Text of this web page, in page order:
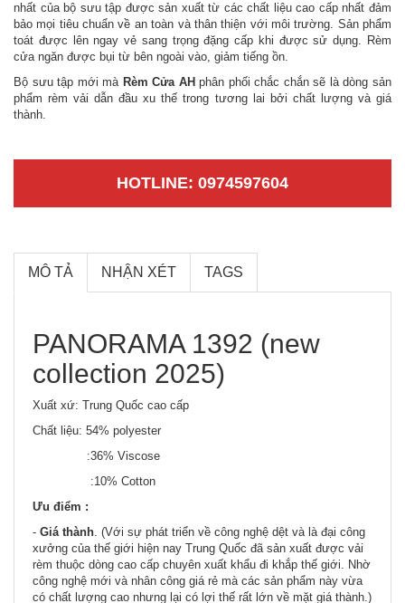
nhất của bộ sưu tập được sản xuất từ các chất liệu cao cấp nhất đảm
bảo mọi tiêu chuẩn về an toàn và thân thiện với môi trường. Sản phẩm
toát được lên ngay vẻ sang trọng đặng cấp khi được sử dụng. Rèm
cửa ngăn được bụi từ bên ngoài vào, giảm tiếng ồn.
Bộ sưu tập mới mà Rèm Cửa AHphân phối chắc chắn sẽ là dòng sản
phẩm rèm vải dẫn đầu xu thế trong tương lai bởi chất lượng và giá
thành.
HOTLINE: 0974597604
MÔ TẢ NHẬN XÉT TAGS
PANORAMA 1392 (new
collection 2025)
Xuất xứ: Trung Quốc cao cấp
Chất liệu: 54% polyester
:36% Viscose
:10% Cotton
Ưu điểm :
- Giá thành. (Với sự phát triển về công nghệ dệt và là đại công
xưởng của thế giới hiện nay Trung Quốc đã sản xuất được vải
rèm thuộc dòng cao cấp chuyên xuất khẩu đi khắp thế giới. Nhờ
công nghệ mới và nhân công giá rẻ mà các sản phẩm này vừa
có chất lượng cao nhưng lại có lợi thế rất lớn về mặt giá thành.)